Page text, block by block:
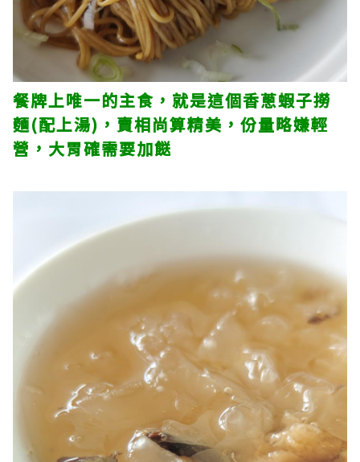
餐牌上唯一的主食，就是這個香蔥蝦子撈
麵(配上湯)，賣相尚算精美，份量略嫌輕
營，大胃確需要加餸